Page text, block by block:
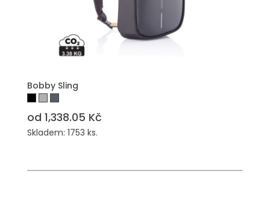
Bobby Sling
od 1,338.05 Kč
Skladem: 1753 ks.